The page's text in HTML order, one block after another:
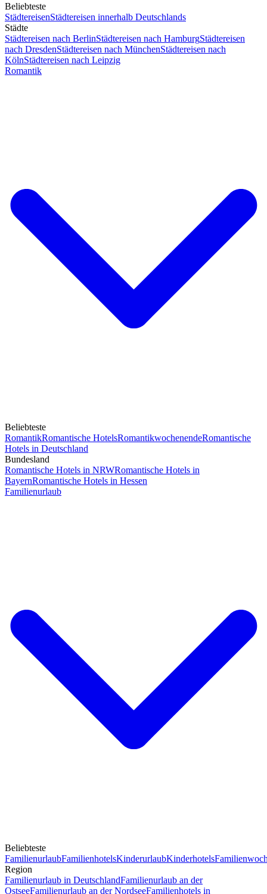
Beliebteste
StädtereisenStädtereisen innerhalb Deutschlands
Städte
Städtereisen nach BerlinStädtereisen nach HamburgStädtereisen
nach DresdenStädtereisen nach MünchenStädtereisen nach
KölnStädtereisen nach Leipzig
Romantik
Beliebteste
RomantikRomantische HotelsRomantikwochenendeRomantische
Hotels in Deutschland
Bundesland
Romantische Hotels in NRWRomantische Hotels in
BayernRomantische Hotels in Hessen
Familienurlaub
Beliebteste
FamilienurlaubFamilienhotelsKinderurlaubKinderhotels
Region
Familienurlaub in DeutschlandFamilienurlaub an der
OstseeFamilienurlaub an der NordseeFamilienhotels in